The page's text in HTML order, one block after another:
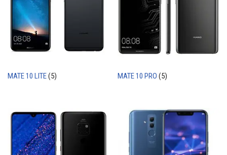
MATE 10 LITE(5) MATE 10 PRO(5)